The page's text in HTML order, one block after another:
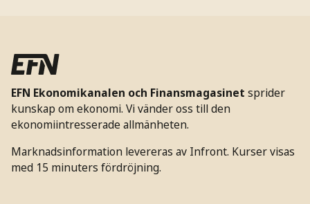
EFN Ekonomikanalen och Finansmagasinet sprider
kunskap om ekonomi. Vi vänder oss till den
ekonomiintresserade allmänheten.
Marknadsinformation levereras av Infront. Kurser visas
med 15 minuters fördröjning.